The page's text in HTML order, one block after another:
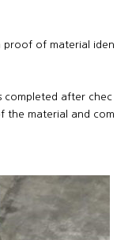
proof of material iden
completed after chec
the material and com